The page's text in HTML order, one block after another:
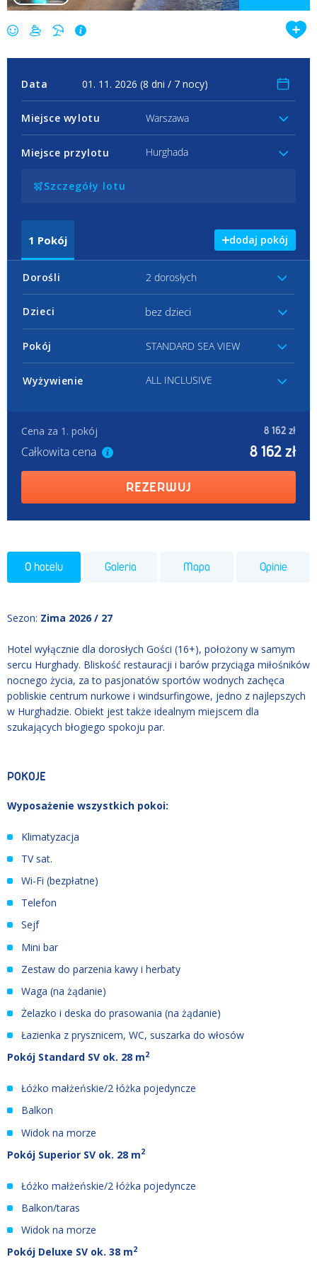
Data
Miejsce wylotu Warszawa
Miejsce przylotu Hurghada
Szczegóły lotu
1 Pokój dodaj pokój
Dorośli 2 dorosłych
Dzieci bez dzieci
Pokój STANDARD SEA VIEW
Wyżywienie ALL INCLUSIVE
Cena za 1. pokój 8 162 zł
Całkowita cena 8 162 zł
REZERWUJ
O hotelu Galeria Mapa Opinie
Sezon: Zima 2026 / 27
Hotel wyłącznie dla dorosłych Gości (16+), położony w samym
sercu Hurghady. Bliskość restauracji i barów przyciąga miłośników
nocnego życia, za to pasjonatów sportów wodnych zachęca
pobliskie centrum nurkowe i windsurfingowe, jedno z najlepszych
w Hurghadzie. Obiekt jest także idealnym miejscem dla
szukających błogiego spokoju par.
POKOJE
Wyposażenie wszystkich pokoi:
Klimatyzacja
TV sat.
Wi-Fi (bezpłatne)
Telefon
Sejf
Mini bar
Zestaw do parzenia kawy i herbaty
Waga (na żądanie)
Żelazko i deska do prasowania (na żądanie)
Łazienka z prysznicem, WC, suszarka do włosów
Pokój Standard SV ok. 28 m2
Łóżko małżeńskie/2 łóżka pojedyncze
Balkon
Widok na morze
Pokój Superior SV ok. 28 m2
Łóżko małżeńskie/2 łóżka pojedyncze
Balkon/taras
Widok na morze
Pokój Deluxe SV ok. 38 m2